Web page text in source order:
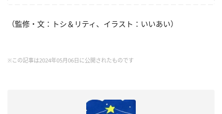
（監修・文：トシ＆リティ、イラスト：いいあい）
※この記事は2024年05月06日に公開されたものです